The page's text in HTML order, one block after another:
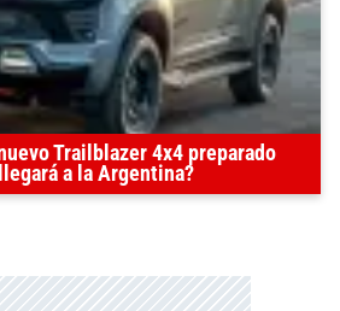
Trailblazer 4x4 preparado
a la Argentina?